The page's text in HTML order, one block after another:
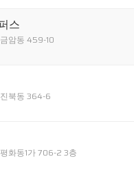
스
암동 459-10
북동 364-6
화동1가 706-2 3층